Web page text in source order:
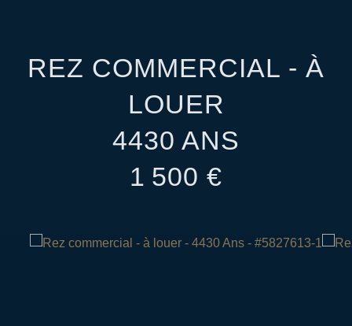
REZ COMMERCIAL - À
LOUER
4430 ANS
1 500 €